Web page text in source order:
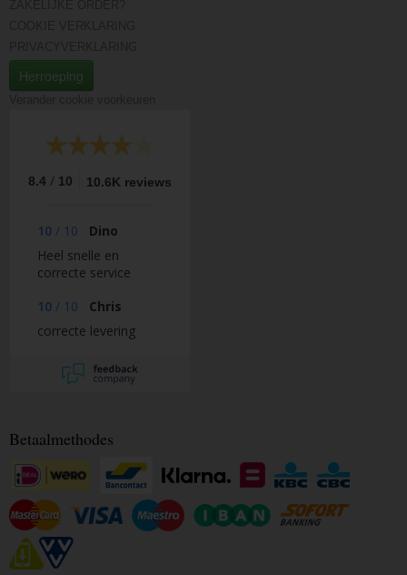
Herroeping
8.4 / 10 10.6K reviews
10 / 10
Dino
Heel snelle en
correcte service
10 / 10
Chris
correcte levering
Betaalmethodes